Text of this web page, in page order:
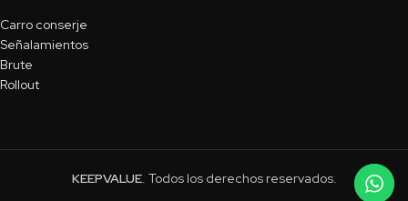
Carro conserje
Señalamientos
Brute
Rollout
KEEPVALUE. Todos los derechos reservados.